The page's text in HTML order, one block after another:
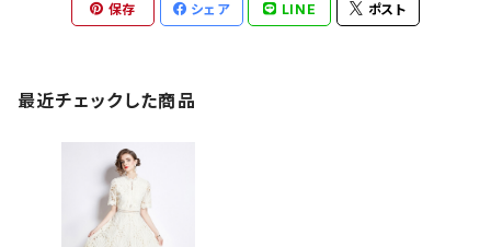
保存 シェア LINE ポスト
最近チェックした商品